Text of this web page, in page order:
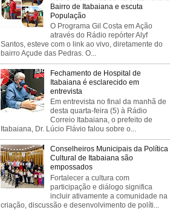
Bairro de Itabaiana e escuta
População
O Programa Gil Costa em Ação
através do Rádio repórter Alyf
Santos, esteve com o link ao vivo, diretamente do
bairro Açude das Pedras. O...
Fechamento de Hospital de
Itabaiana é esclarecido em
entrevista
Em entrevista no final da manhã de
desta quarta-feira (5) à Rádio
Correio Itabaiana, o prefeito de
Itabaiana, Dr. Lúcio Flávio falou sobre o...
Conselheiros Municipais da Política
Cultural de Itabaiana são
empossados
Fortalecer a cultura com
participação e diálogo significa
incluir ativamente a comunidade na
criação, discussão e desenvolvimento de políti...